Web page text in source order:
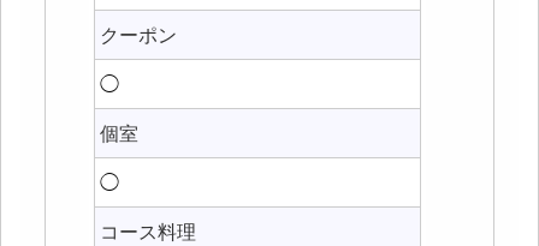
クーポン
◯
個室
◯
コース料理